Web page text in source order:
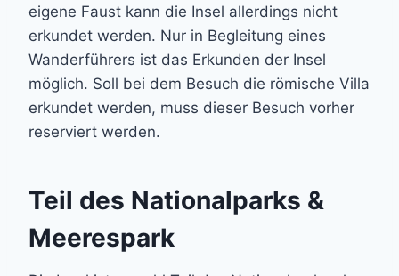
eigene Faust kann die Insel allerdings nicht
erkundet werden. Nur in Begleitung eines
Wanderführers ist das Erkunden der Insel
möglich. Soll bei dem Besuch die römische Villa
erkundet werden, muss dieser Besuch vorher
reserviert werden.
Teil des Nationalparks &
Meerespark